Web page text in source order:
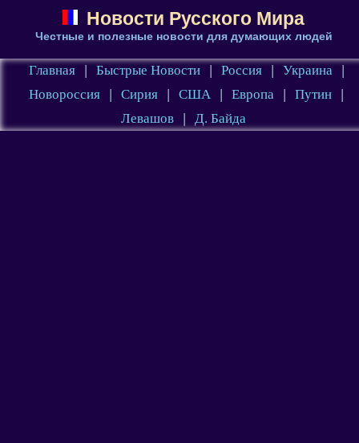
Новости Русского Мира
Честные и полезные новости для думающих людей
Главная | Быстрые Новости | Россия | Украина
|
Новороссия
| Сирия | США | Европа | Путин
|
Левашов
| Д. Байда